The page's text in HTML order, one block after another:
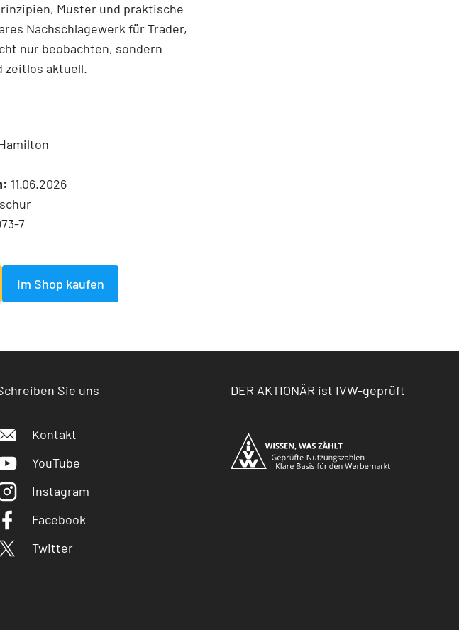
Muster und praktische
Nachschlagewerk für Trader,
nur beobachten, sondern
zeitlos aktuell.
11.06.2026
7
Im Shop kaufen
Sie uns
Kontakt
YouTube
Instagram
Facebook
Twitter
DER AKTIONÄR ist IVW-geprüft